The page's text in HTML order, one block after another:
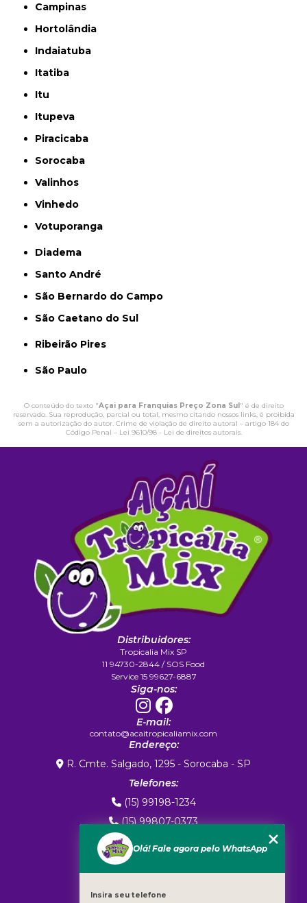
Campinas
Hortolândia
Indaiatuba
Itatiba
Itu
Itupeva
Piracicaba
Sorocaba
Valinhos
Vinhedo
Votuporanga
Diadema
Santo André
São Bernardo do Campo
São Caetano do Sul
Ribeirão Pires
São Paulo
O conteúdo do texto "Açai para Franquias Preço Zona Sul" é de direito
reservado. Sua reprodução, parcial ou total, mesmo citando nossos links, é proibida
sem a autorização do autor. Crime de violação de direito autoral – artigo 184 do
Código Penal – Lei 9610/98 - Lei de direitos autorais.
Distribuidores:
Tropicalia Mix SP
11 94730-2844 / SOS Food
Service 15 99627-6887
Siga-nos:
E-mail:
contato@acaitropicaliamix.com
Endereço:
R. Cmte. Salgado, 1295 - Sorocaba - SP
Telefones:
(15) 99198-1234
(15) 99807-0373
(15) 99807-0373
Home
Sobre Nós
Olá! Fale agora pelo WhatsApp
Insira seu telefone